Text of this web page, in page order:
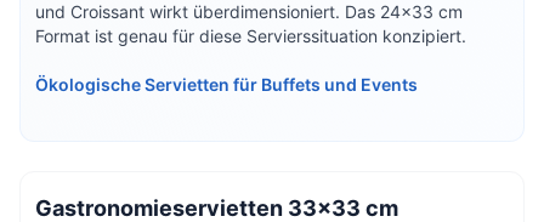
und Croissant wirkt überdimensioniert. Das 24×33 cm
Format ist genau für diese Servierssituation konzipiert.
Ökologische Servietten für Buffets und Events
Gastronomieservietten 33×33 cm